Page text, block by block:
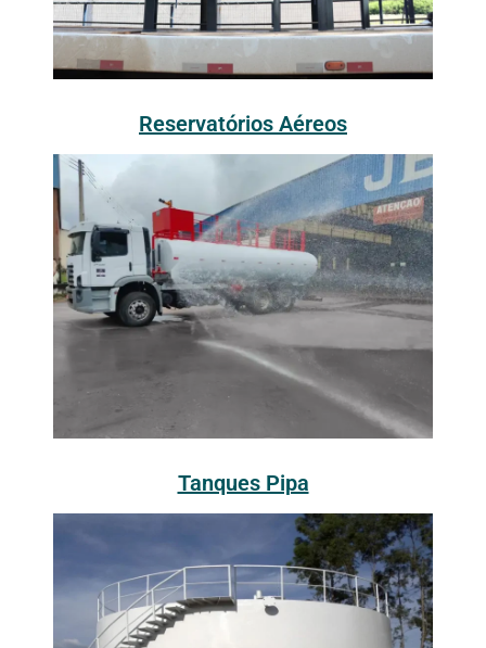
Reservatórios Aéreos
Tanques Pipa